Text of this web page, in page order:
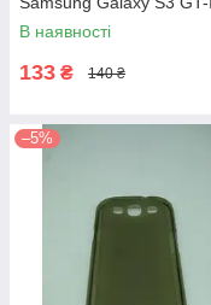
В наявності
133 ₴ 140 ₴
–5%